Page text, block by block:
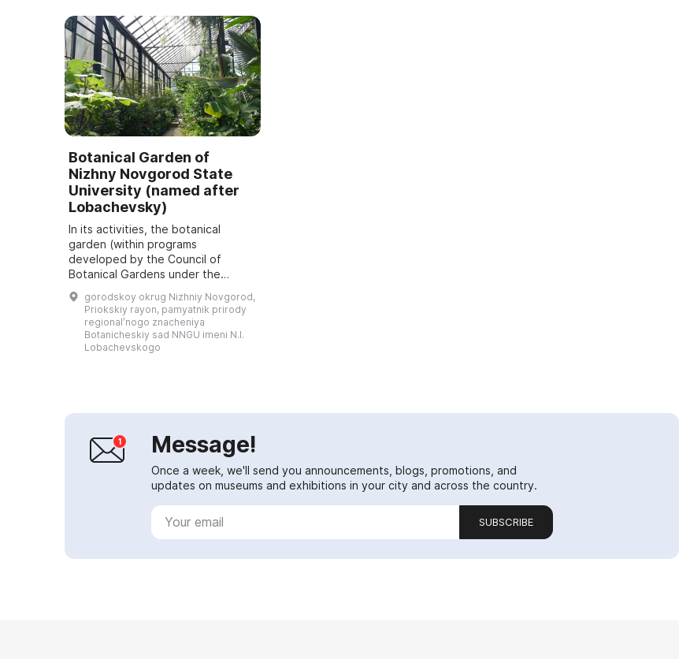
Botanical Garden of
Nizhny Novgorod State
University (named after
Lobachevsky)
In its activities, the botanical
garden (within programs
developed by the Council of
Botanical Gardens under the
Department of General Biology of
the Russian Academy of Sciences)
is engaged in develop...
gorodskoy okrug Nizhniy Novgorod,
Priokskiy rayon, pamyatnik prirody
regionalʹnogo znacheniya
Botanicheskiy sad NNGU imeni N.I.
Lobachevskogo
Message!
Once a week, we'll send you announcements, blogs, promotions, and
updates on museums and exhibitions in your city and across the country.
SUBSCRIBE